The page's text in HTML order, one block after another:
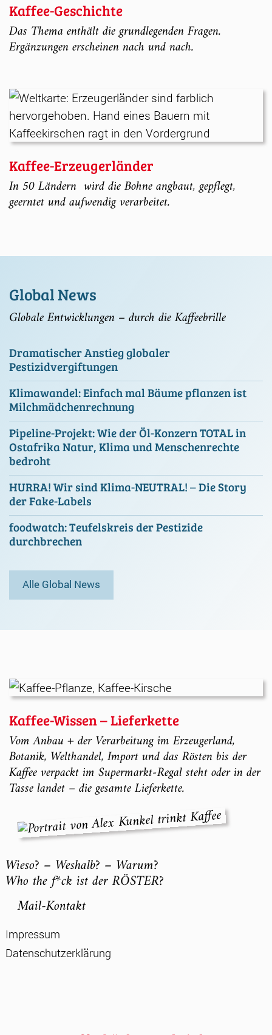
Kaffee-Geschichte
Das Thema enthält die grundlegenden Fragen.
Ergänzungen erscheinen nach und nach.
Kaffee-Erzeugerländer
In 50 Ländern wird die Bohne angbaut, gepflegt,
geerntet und aufwendig verarbeitet.
Global News
Globale Entwicklungen – durch die Kaffeebrille
Dramatischer Anstieg globaler
Pestizidvergiftungen
Klimawandel: Einfach mal Bäume pflanzen ist
Milchmädchenrechnung
Pipeline-Projekt: Wie der Öl-Konzern TOTAL in
Ostafrika Natur, Klima und Menschenrechte
bedroht
HURRA! Wir sind Klima-NEUTRAL! – Die Story
der Fake-Labels
foodwatch: Teufelskreis der Pestizide
durchbrechen
Alle Global News
Kaffee-Wissen – Lieferkette
Vom Anbau + der Verarbeitung im Erzeugerland,
Botanik, Welthandel, Import und das Rösten bis der
Kaffee verpackt im Supermarkt-Regal steht oder in der
Tasse landet – die gesamte Lieferkette.
Wieso? – Weshalb? – Warum?
Who the f*ck ist der RÖSTER?
Mail-Kontakt
Impressum
Datenschutzerklärung